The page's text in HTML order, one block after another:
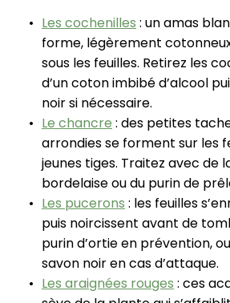
Les cochenilles : un amas
forme, légèrement
sous les feuilles. Retirez les
d’un coton imbibé d’alcool
noir si nécessaire.
Le chancre : des petites
arrondies se forment sur les
jeunes tiges. Traitez avec de
bordelaise ou du purin de
Les pucerons : les feuilles
puis noircissent avant de
purin d’ortie en prévention,
savon noir en cas d’attaque.
Les araignées rouges : ces